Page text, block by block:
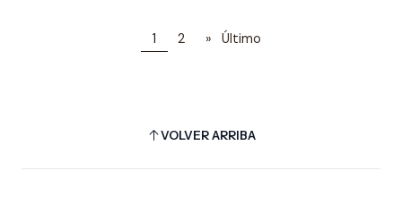
1 2 » Último
VOLVER ARRIBA